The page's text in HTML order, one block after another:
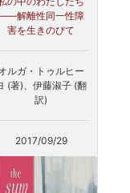
解離性同一性障
害を生きのびて
ルガ・トゥルヒー
(著)、伊藤淑子 (翻
訳)
2017/09/29